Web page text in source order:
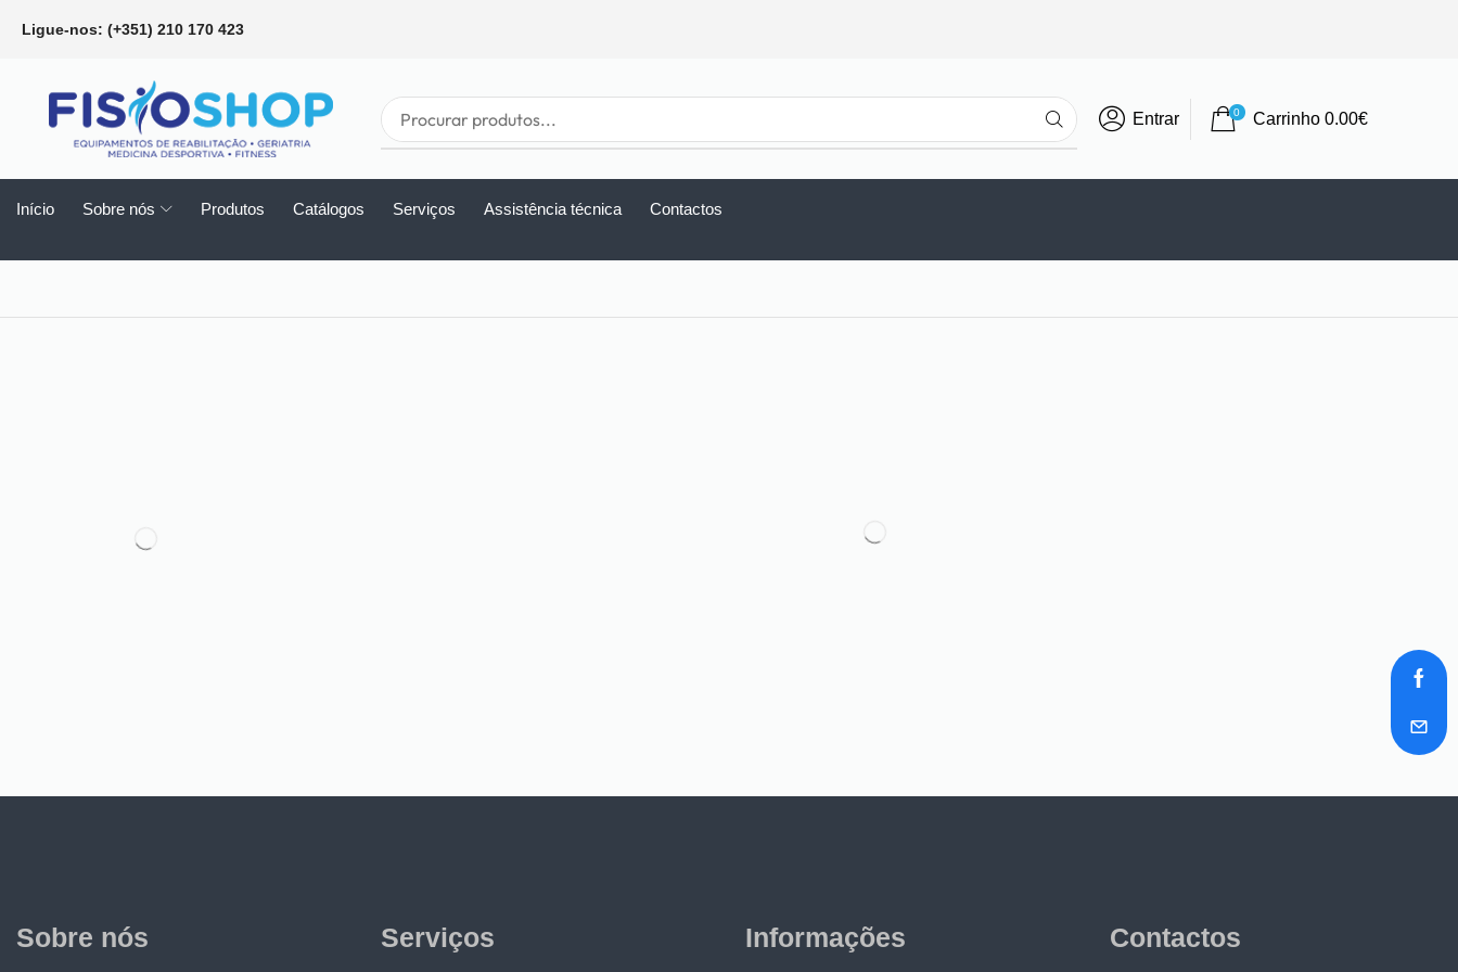
Ligue-nos: (+351) 210 170 423
Entrar 0 Carrinho0.00€
Início Sobre nós Produtos Catálogos Serviços Assistência técnica Contactos
Sobre nós Serviços Informações Contactos